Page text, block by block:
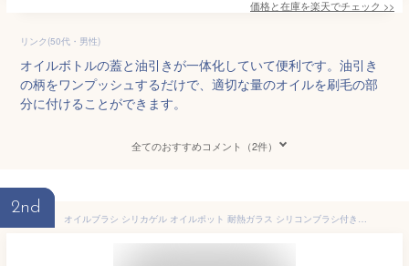
価格と在庫を楽天でチェック >>
リンク(50代・男性)
オイルボトルの蓋と油引きが一体化していて便利です。油引き
の柄をワンプッシュするだけで、適切な量のオイルを刷毛の部
分に付けることができます。
全てのおすすめコメント（2件）
2nd
オイルブラシ シリカゲル オイルポット 耐熱ガラス シリコンブラシ付きオイルボトル 油引き オイル差し 液だれしない 油 調味料入れ キッチンツール 料理用 醤油瓶 バーベキュー BBQ ホットプレート たこ焼き たこパ 鉄板焼き お好み焼き フライパン グリル